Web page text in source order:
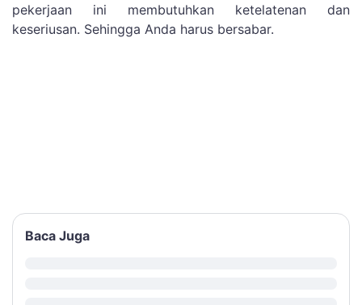
pekerjaan ini membutuhkan ketelatenan dan
keseriusan. Sehingga Anda harus bersabar.
Baca Juga